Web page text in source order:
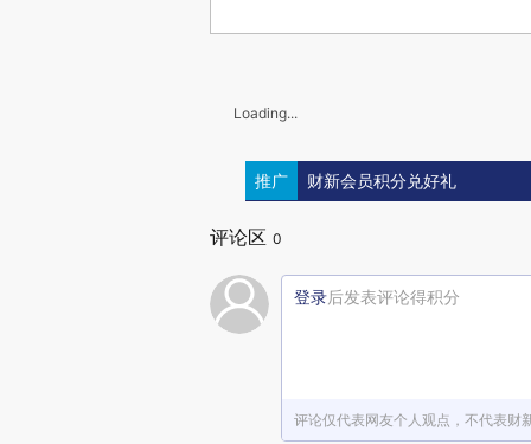
Loading...
推广 财新会员积分兑好礼
评论区 0
登录后发表评论得积分
评论仅代表网友个人观点，不代表财